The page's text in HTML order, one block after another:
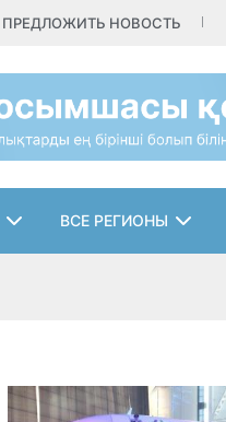
ПРЕДЛОЖИТЬ НОВОСТЬ
ВСЕ РЕГИОНЫ